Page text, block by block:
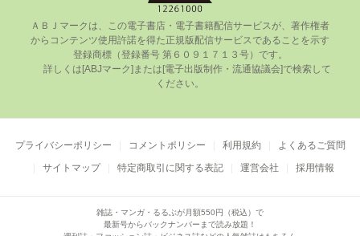
ＡＢＪマークは、この電⼦書店・電⼦書籍配信サービスが、著作権者
からコンテンツ使⽤許諾を得た正規版配信サービスであることを⽰す
登録商標（登録番号 第６０９１７１３号）です。
ください。
プライバシーポリシー コメントポリシー 利用規約
よくあるご質問
サイトマップ
特定商取引に関する表記 運営会社 採用情報
雑誌・マンガ・るるぶが月額550円（税込）で
最新号からバックナンバーまで読み放題！